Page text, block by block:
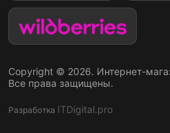
Copyright © 2026. Интернет-
Все права защищены.
Разработка ITDigital.pro